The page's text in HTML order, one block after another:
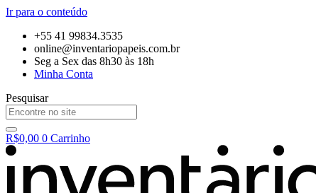
Ir para o conteúdo
+55 41 99834.3535
online@inventariopapeis.com.br
Seg a Sex das 8h30 às 18h
Minha Conta
Pesquisar
R$0,00 0 Carrinho